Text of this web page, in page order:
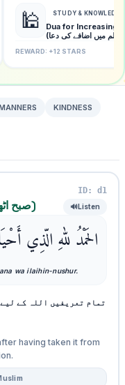
🕌 STUDY & KNOWLEDGE
Dua for Increasing
REWARD: +12 STARS
KINDNESS
ID: d1
Dua Upon Waking Up (صبح اٹھنے کی دعا) 🔊Listen
الحَمْدُ للهِ الّذِي
wa ilaihin-nushur.
تمام تعریفیں اللہ کے
having taken it from